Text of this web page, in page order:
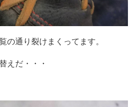
の通り裂けまくってます。
えだ・・・